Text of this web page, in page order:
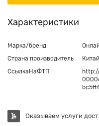
Характеристики
Марка/бренд
Страна производитель
Китай
СсылкаНаФТП
Оказываем услуги